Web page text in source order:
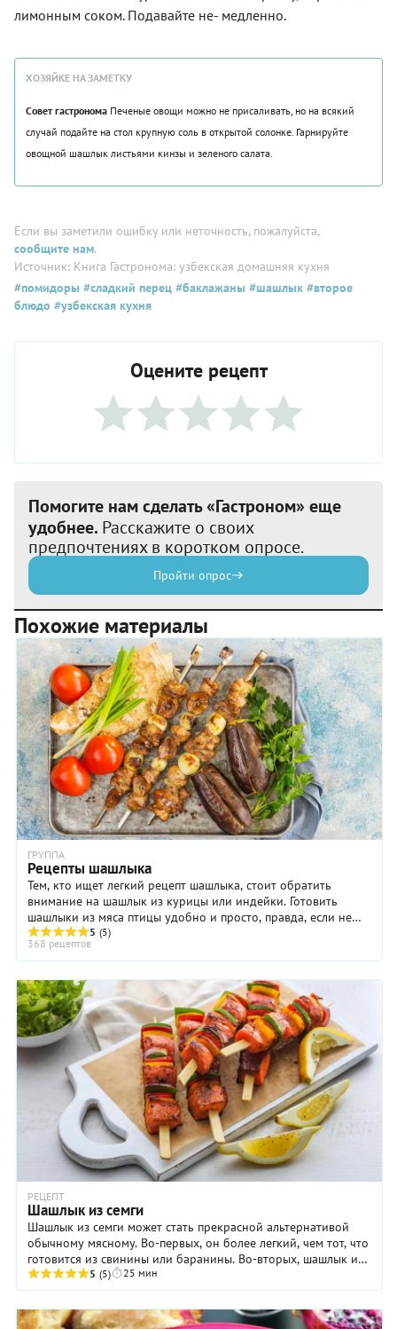
лимонным соком. Подавайте не- медленно.
ХОЗЯЙКЕ НА ЗАМЕТКУ
Совет гастронома Печеные овощи можно не присаливать, но на всякий
случай подайте на стол крупную соль в открытой солонке. Гарнируйте
овощной шашлык листьями кинзы и зеленого салата.
Если вы заметили ошибку или неточность, пожалуйста,
сообщите нам.
Источник: Книга Гастронома: узбекская домашняя кухня
#помидоры #сладкий перец #баклажаны #шашлык #второе
блюдо #узбекская кухня
Оцените рецепт
Помогите нам сделать «Гастроном» еще
удобнее. Расскажите о своих
предпочтениях в коротком опросе.
Пройти опрос
Похожие материалы
ГРУППА
Рецепты шашлыка
Тем, кто ищет легкий рецепт шашлыка, стоит обратить
внимание на шашлык из курицы или индейки. Готовить
шашлыки из мяса птицы удобно и просто, правда, если не
знать некоторых секретов, он может ...
5 (5)
368 рецептов
РЕЦЕПТ
Шашлык из семги
Шашлык из семги может стать прекрасной альтернативой
обычному мясному. Во-первых, он более легкий, чем тот, что
готовится из свинины или баранины. Во-вторых, шашлык из
рыбы значительно полезнее. И, ...
5 (5) 25 мин